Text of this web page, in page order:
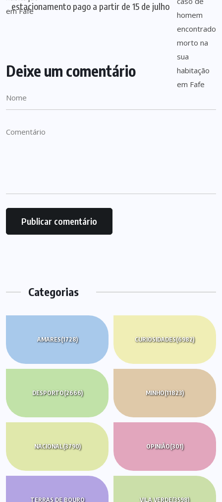
estacionamento pago a partir de 15 de julho
Deixe um comentário
Categorias
AMARES(1728) CURIOSIDADES(6982)
DESPORTO(2666) MINHO(11823)
NACIONAL(3790) OPINIÃO(301)
TERRAS DE BOURO VILA VERDE(3598)